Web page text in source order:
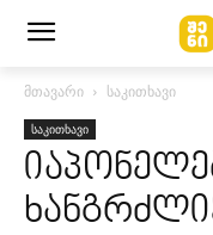
მთავარი საკითხავი
საკითხავი